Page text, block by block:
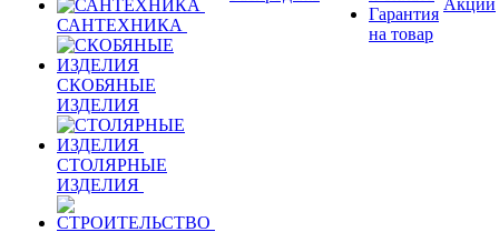
САНТЕХНИКА
СКОБЯНЫЕ
ИЗДЕЛИЯ
СТОЛЯРНЫЕ
ИЗДЕЛИЯ
Гарантия
на товар
Акции